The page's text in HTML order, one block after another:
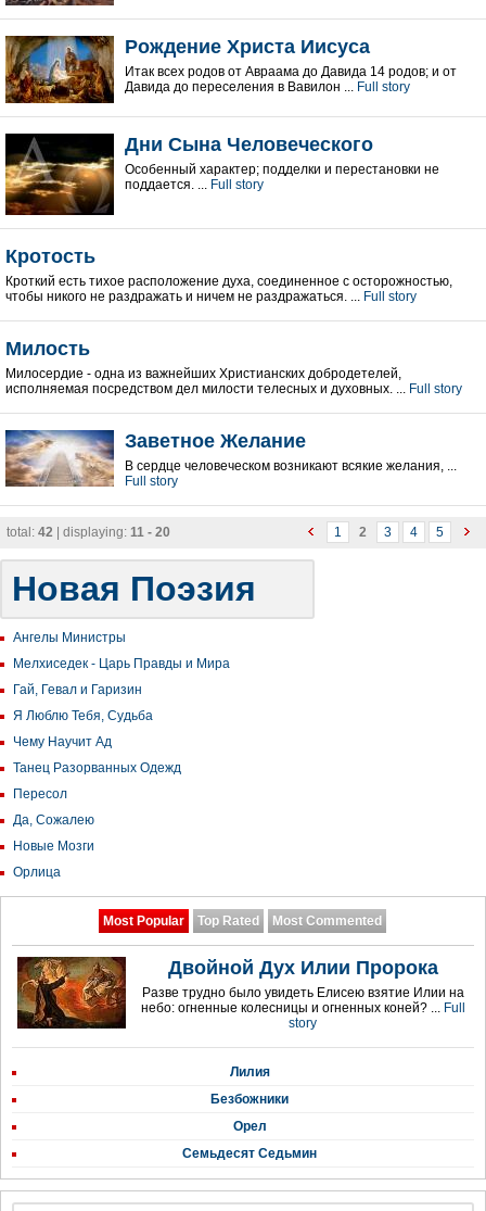
Рождение Христа Иисуса
Итак всех родов от Авраама до Давида 14 родов; и от
Давида до переселения в Вавилон ... Full story
Дни Сына Человеческого
Oсобенный характер; подделки и перестановки не
поддается. ... Full story
Кротость
Кроткий eсть тихое расположение духа, соединенное с осторожностью,
чтобы никого не раздражать и ничем не раздражаться. ... Full story
Милость
Милосердие - oдна из важнейших Христианских добродетелей,
исполняемая посредством дел милости телесных и духовных. ... Full story
Заветное Желание
В сердце человеческом возникают всякие желания, ...
Full story
1 2 3 4 5
total: 42 | displaying: 11 - 20
Новая Поэзия
Ангелы Министры
Мелхиседек - Царь Правды и Мира
Гай, Гевал и Гаризин
Я Люблю Тебя, Судьба
Чему Научит Ад
Танец Разорванных Одежд
Пересол
Да, Сожалею
Новые Мозги
Орлица
Most Popular Top Rated Most Commented
Двойной Дух Илии Пророка
Разве трудно было увидеть Елисею взятие Илии на
небо: огненные колесницы и огненных коней? ... Full
story
Лилия
Безбожники
Орел
Семьдесят Седьмин